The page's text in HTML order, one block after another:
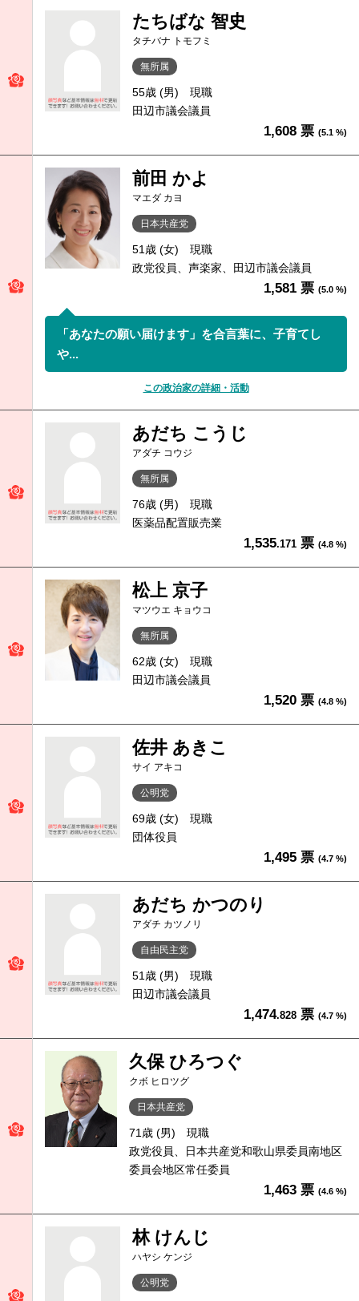
たちばな 智史
タチバナ トモフミ
無所属
55歳 (男)
現職
田辺市議会議員
1,608 票 (5.1 %)
前田 かよ
マエダ カヨ
日本共産党
51歳 (女)
現職
政党役員、声楽家、田辺市議会議員
1,581 票 (5.0 %)
「あなたの願い届けます」を合言葉に、子育てし
や...
この政治家の詳細・活動
あだち こうじ
アダチ コウジ
無所属
76歳 (男)
現職
医薬品配置販売業
1,535.171 票 (4.8 %)
松上 京子
マツウエ キョウコ
無所属
62歳 (女)
現職
田辺市議会議員
1,520 票 (4.8 %)
佐井 あきこ
サイ アキコ
公明党
69歳 (女)
現職
団体役員
1,495 票 (4.7 %)
あだち かつのり
アダチ カツノリ
自由民主党
51歳 (男)
現職
田辺市議会議員
1,474.828 票 (4.7 %)
久保 ひろつぐ
クボ ヒロツグ
日本共産党
71歳 (男)
現職
政党役員、日本共産党和歌山県委員南地区
委員会地区常任委員
1,463 票 (4.6 %)
林 けんじ
ハヤシ ケンジ
公明党